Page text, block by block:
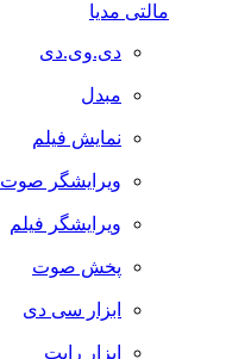
مالتی مدیا
دی.وی.دی
مبدل
نمایش فیلم
ویرایشگر صوت
ویرایشگر فیلم
پخش صوت
ابزار سی دی
ابزار رایت